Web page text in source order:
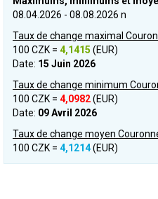
08.04.2026 - 08.08.2026 n
Taux de change maximal
100 CZK = 4,1415 (EUR)
Date: 15 Juin 2026
Taux de change minimum
100 CZK = 4,0982(EUR)
Date: 09 Avril 2026
Taux de change moyen
100 CZK = 4,1214(EUR)